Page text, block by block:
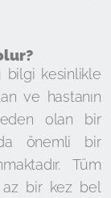
bilgi kesinlikle
ve hastanın
olan bir
da önemli bir
Tüm
bir kez bel